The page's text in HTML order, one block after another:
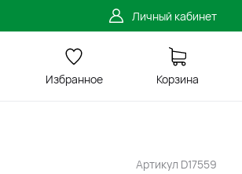
Личный кабинет
Избранное Корзина
Артикул D17559